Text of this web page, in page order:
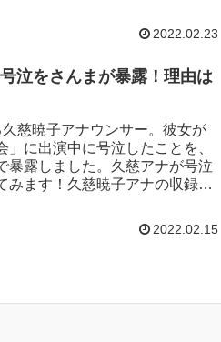
2022.02.23
泣をさんまが暴露！理由は
慈暁子アナウンサー。彼女が
」に出演中に号泣したことを、
暴露しました。久慈アナが号泣
みます！久慈暁子アナの収録中
2022.02.15